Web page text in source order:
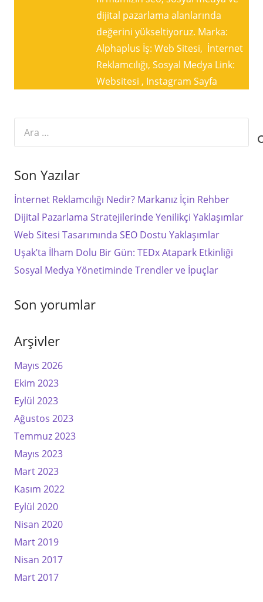
dijital pazarlama alanlarında
değerini yükseltiyoruz. Marka:
Alphaplus İş: Web Sitesi, İnternet
Reklamcılığı, Sosyal Medya Link:
Websitesi , Instagram Sayfa
Son Yazılar
İnternet Reklamcılığı Nedir? Markanız İçin Rehber
Dijital Pazarlama Stratejilerinde Yenilikçi Yaklaşımlar
Web Sitesi Tasarımında SEO Dostu Yaklaşımlar
Uşak’ta İlham Dolu Bir Gün: TEDx Atapark Etkinliği
Sosyal Medya Yönetiminde Trendler ve İpuçlar
Son yorumlar
Arşivler
Mayıs 2026
Ekim 2023
Eylül 2023
Ağustos 2023
Temmuz 2023
Mayıs 2023
Mart 2023
Kasım 2022
Eylül 2020
Nisan 2020
Mart 2019
Nisan 2017
Mart 2017